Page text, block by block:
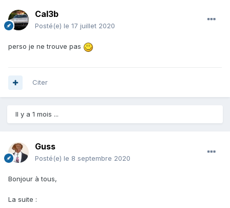
Cal3b
Posté(e) le 17 juillet 2020
perso je ne trouve pas
Citer
Il y a 1 mois ...
Guss
Posté(e) le 8 septembre 2020
Bonjour à tous,
La suite :